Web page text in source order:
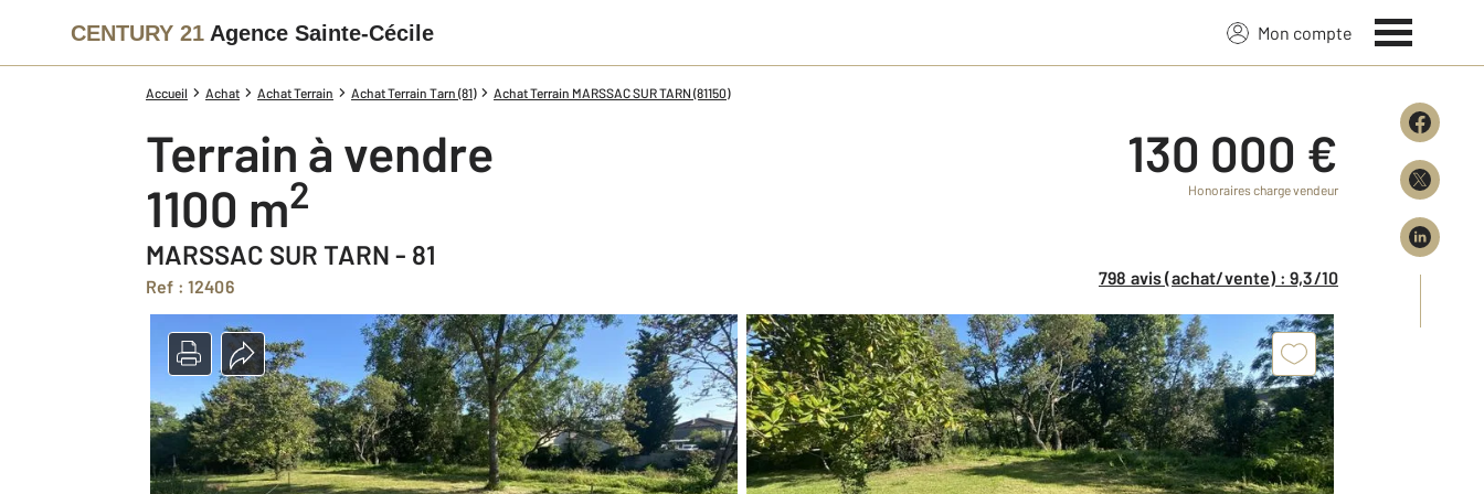
CENTURY 21 Agence Sainte-Cécile Mon compte
Accueil Achat Achat Terrain Achat Terrain Tarn (81) Achat Terrain MARSSAC SUR TARN (81150)
Terrain à vendre
1100 m2
MARSSAC SUR TARN - 81
Ref : 12406
130 000 €
Honoraires charge vendeur
798 avis (achat/vente) : 9,3/10